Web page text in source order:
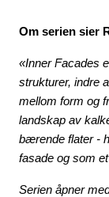
Om serien sier
«Inner Facades
strukturer, indre
mellom form og
landskap av
bærende flater -
fasade og som
Serien åpner